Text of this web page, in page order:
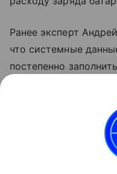
Ранее эксперт
что системные
постепенно